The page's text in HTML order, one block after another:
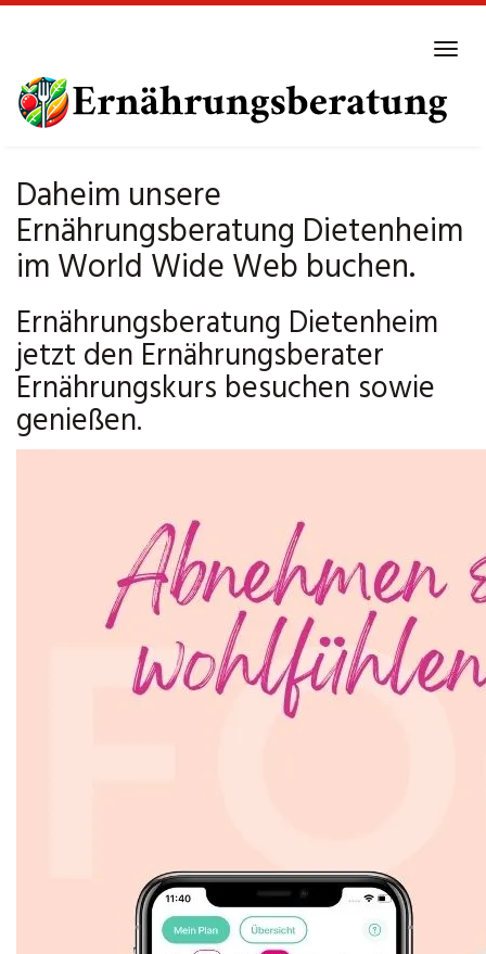
main
content
Daheim unsere
Ernährungsberatung Dietenheim
im World Wide Web buchen.
Ernährungsberatung Dietenheim
jetzt den Ernährungsberater
Ernährungskurs besuchen sowie
genießen.